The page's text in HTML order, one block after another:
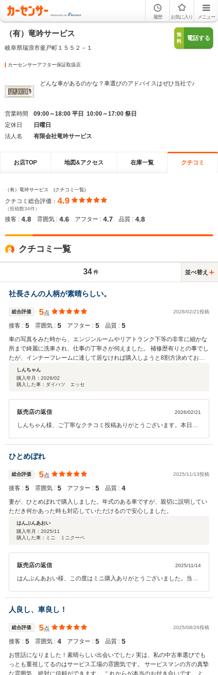
履歴 お気に入り メニュー
（有）竜吟サービス
岐阜県瑞浪市釜戸町１５５２－１
無
料
電話する
カーセンサーアフター保証取扱店
どんな車があるのかな？車選びのアドバイスはぜひ当社で♪
営業時間
09:00～18:00 平日 10:00～17:00 祭日
定休日
日曜日
法人名
有限会社竜吟サービス
お店TOP 地図&アクセス 在庫一覧 クチコミ
（有）竜吟サービス (クチコミ一覧)
クチコミ総合評価： 4.9
（投稿数34件）
接客 : 4.8 雰囲気 : 4.6 アフター : 4.7 品質 : 4.8
クチコミ一覧
34 件 並べ替え
社長さんの人柄が素晴らしい。
総合評価 5点 2026/02/21投稿
接客 : 5 雰囲気 : 5 アフター : 5 品質 : 5
車の写真をみた時から、エンジンルームやリアトランク下等の非常に細かな
所まで綺麗に洗車され、仕事の丁寧さが伺えました。 補修歴有りとの事でし
たが、インナーフレームに達して居なければ購入しようと8割方決めてお伺
いしました。 実際に整理された整備場を見て判断は間違っていなかったと確
信。 社長さんに対応頂き、真っ先に補修箇所の説明を丁寧にして頂けまし
た。 また何点かの整備の希望と相談させて頂きたい旨を連絡したところ、車
ただけ非常に有り難かったです。 地元に愛されまた最近は遠方からも依頼が
あるとのこと。 三代続いているのは、この仕事への真摯さだと納得です。
しんちゃん
購入年月： 2026/02
購入した車：ダイハツ エッセ
販売店の返信 2026/02/21
しんちゃん様、ご丁寧なクチコミ投稿ありがとうございます。本日ご
た。またありがたいクチコミ投稿はとても仕事の励みになります。当
たり前の事ですが、しっかりと整備して納車いたしますので少々お待
ちください。本当に感謝です。
ひとめぼれ
総合評価 5点 2025/11/13投稿
接客 : 5 雰囲気 : 5 アフター : 5 品質 : 4
妻が、ひとめぼれで購入しました。年式のある車ですが、親切に説明してい
ただき何かあった時も対応していただけるので安心しました。
はんぶんあおい
購入年月： 2025/11
購入した車：ミニ ミニクーペ
販売店の返信 2025/11/14
はんぶんあおい様、この度はミニ購入ありがとうございました。当社
お付き合いよろしくお願いいたします。
人良し、車良し！
総合評価 5点 2025/08/26投稿
接客 : 5 雰囲気 : 4 アフター : 5 品質 : 5
お世話になりました！素晴らしい出会いでした♪ 実は、私の中古車選びでも
っとも重視してるのはサービス工場の雰囲気です。 サービスマンの方の真摯
な雰囲気。絶対に信頼ができます。 これからが本当のお付き合いです。よろ